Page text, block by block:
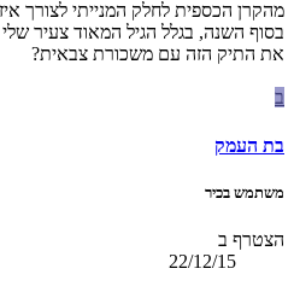
בסוף השנה, בגלל הגיל המאוד צעיר
את התיק הזה עם משכורת צבאית?
ב
בת העמק
משתמש בכיר
הצטרף ב
22/12/15